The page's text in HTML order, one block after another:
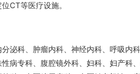
CT等医疗设施。
泌科、肿瘤内科、神经内科、呼吸
病专科、腹腔镜外科、妇科、妇产科